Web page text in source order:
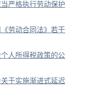
严格执行劳动保护
劳动合同法》若干
人所得税政策的公
于实施渐进式延迟